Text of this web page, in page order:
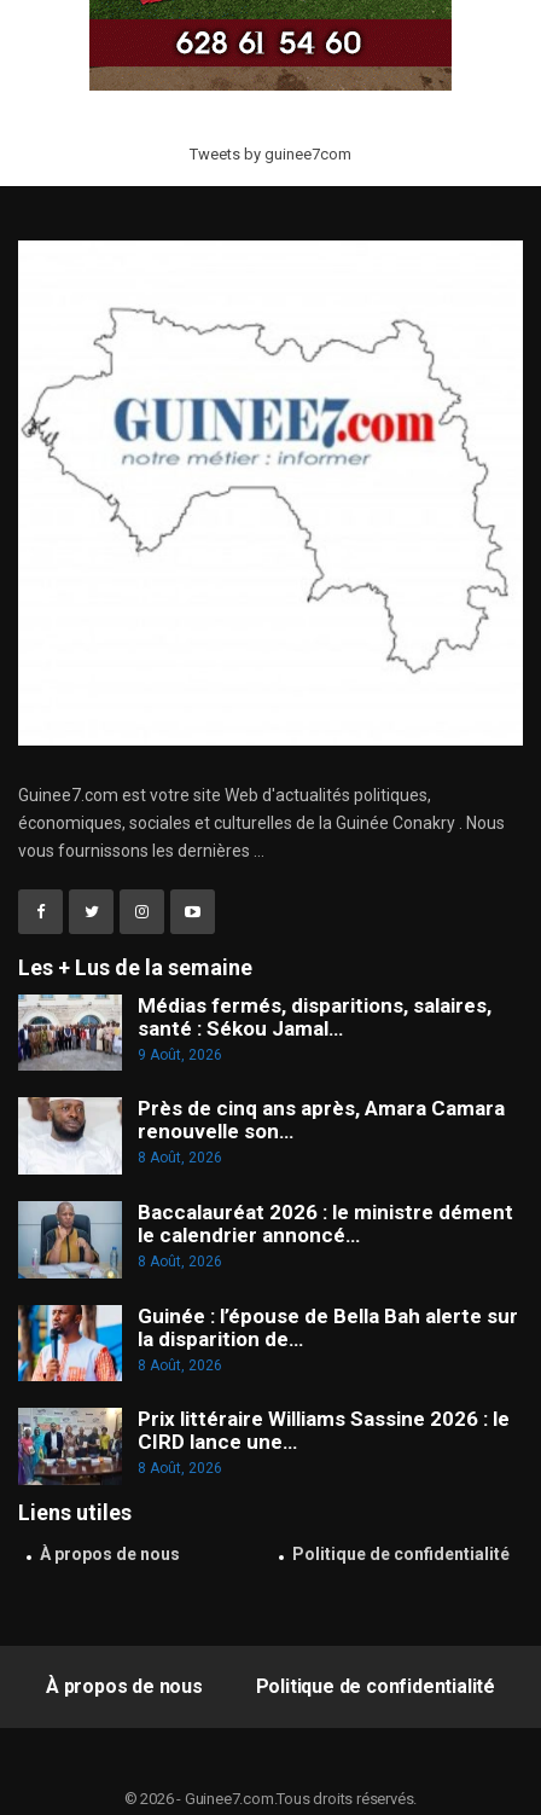
Tweets by guinee7com
Guinee7.com est votre site Web d'actualités politiques,
économiques, sociales et culturelles de la Guinée Conakry . Nous
vous fournissons les dernières ...
Les + Lus de la semaine
Médias fermés, disparitions, salaires,
santé : Sékou Jamal…
9 Août, 2026
Près de cinq ans après, Amara Camara
renouvelle son…
8 Août, 2026
Baccalauréat 2026 : le ministre dément
le calendrier annoncé…
8 Août, 2026
Guinée : l’épouse de Bella Bah alerte sur
la disparition de…
8 Août, 2026
Prix littéraire Williams Sassine 2026 : le
CIRD lance une…
8 Août, 2026
Liens utiles
À propos de nous Politique de confidentialité
À propos de nous Politique de confidentialité
© 2026 - Guinee7.com.Tous droits réservés.